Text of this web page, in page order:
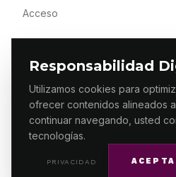
Responsabilidad
Utilizamos cookies para
ofrecer contenidos alineados
continuar navegando, usted
tecnologías.
PRIVACIDAD
Acceso
© 2026 ES PRIMERA MX.
RESERVADOS / DESIGN